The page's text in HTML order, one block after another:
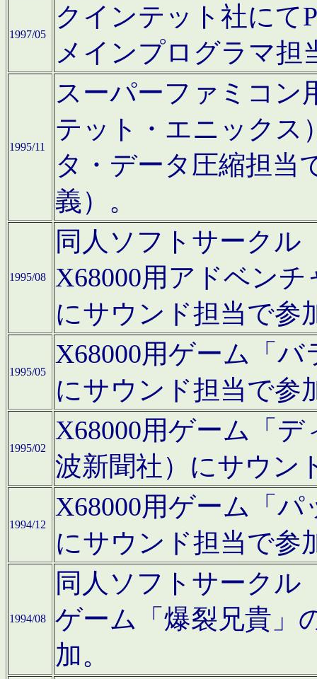
1997/05
クインテット社にて
メインプログラマ担
1995/11
スーパーファミコン
テット・エニックス
タ・データ圧縮担当
義）。
1995/08
同人ソフトサークル
X68000用アドベン
にサウンド担当で参
1995/05
X68000用ゲーム「
にサウンド担当で参
1995/02
X68000用ゲーム「
波新聞社）にサウン
1994/12
X68000用ゲーム「
にサウンド担当で参
1994/08
同人ソフトサークル
ゲーム「爆裂兄貴」
加。